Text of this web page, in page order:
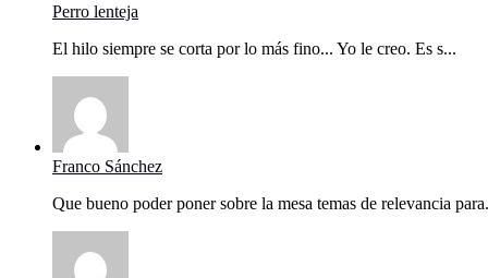
Perro lenteja
El hilo siempre se corta por lo más fino... Yo le creo. Es s...
Franco Sánchez
Que bueno poder poner sobre la mesa temas de relevancia